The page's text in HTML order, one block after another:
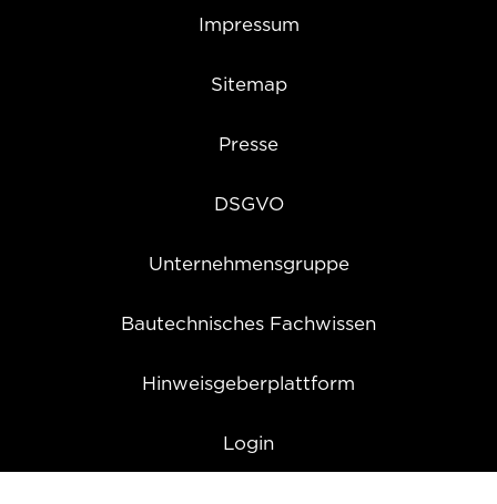
Impressum
Sitemap
Presse
DSGVO
Unternehmensgruppe
Bautechnisches Fachwissen
Hinweisgeberplattform
Login